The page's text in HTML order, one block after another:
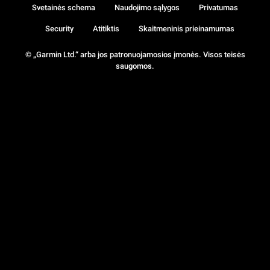
© „Garmin Ltd.“ arba jos patronuojamosios įmonės. Visos teisės
saugomos.
Svetainės schema Naudojimo sąlygos Privatumas
Security Atitiktis Skaitmeninis prieinamumas